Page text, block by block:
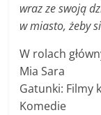
wraz ze swoją
w miasto, żeby
W rolach
Mia Sara
Gatunki: Filmy
Komedie